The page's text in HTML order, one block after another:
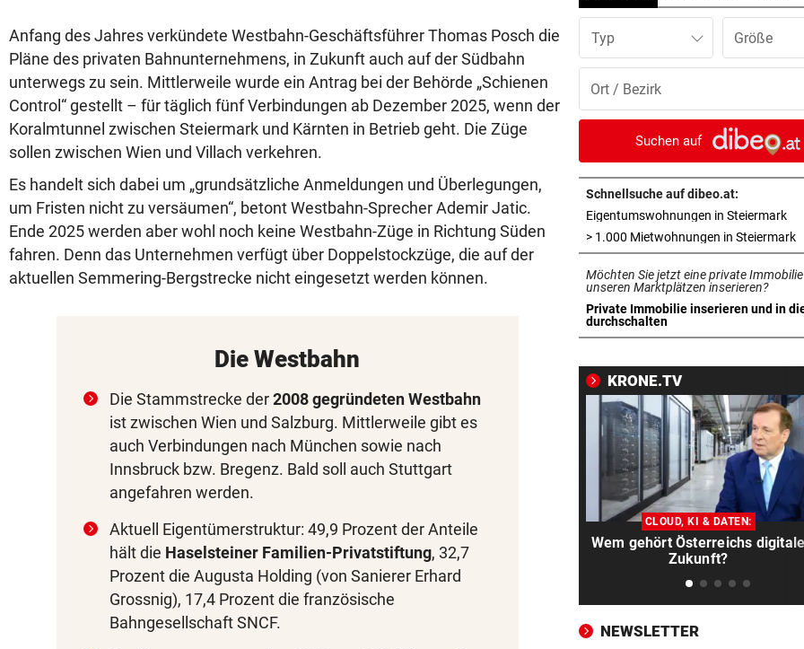
Anfang des Jahres verkündete Westbahn-Geschäftsführer Thomas Posch die
Pläne des privaten Bahnunternehmens, in Zukunft auch auf der Südbahn
unterwegs zu sein. Mittlerweile wurde ein Antrag bei der Behörde „Schienen
Control“ gestellt – für täglich fünf Verbindungen ab Dezember 2025, wenn der
Koralmtunnel zwischen Steiermark und Kärnten in Betrieb geht. Die Züge
sollen zwischen Wien und Villach verkehren.
Es handelt sich dabei um „grundsätzliche Anmeldungen und Überlegungen,
um Fristen nicht zu versäumen“, betont Westbahn-Sprecher Ademir Jatic.
Ende 2025 werden aber wohl noch keine Westbahn-Züge in Richtung Süden
fahren. Denn das Unternehmen verfügt über Doppelstockzüge, die auf der
aktuellen Semmering-Bergstrecke nicht eingesetzt werden können.
Die Westbahn
Die Stammstrecke der2008 gegründeten Westbahn
ist zwischen Wien und Salzburg. Mittlerweile gibt es
auch Verbindungen nach München sowie nach
Innsbruck bzw. Bregenz. Bald soll auch Stuttgart
angefahren werden.
Aktuell Eigentümerstruktur: 49,9 Prozent der Anteile
hält die Haselsteiner Familien-Privatstiftung, 32,7
Prozent die Augusta Holding (von Sanierer Erhard
Grossnig), 17,4 Prozent die französische
Bahngesellschaft SNCF.
Pensionistin starb beim
Schwimmen im Wallersee
FRÜCHTL „NEUER ZWEIER“ vor
Red Bull Salzburg hat neuen
Tormann gefunden
AM WEG ZUR WILDSPITZE vor 6
Bergsteiger stürzte 20
Gletscherspalte ab
CLOUD, KI & DATEN: vor 6
Wem gehört Österreichs
Zukunft?
FÖHRENWALD IN FLAMMEN vor 6
500 Helfer kämpfen bei
BEI RONALDINHO-BESUCH vor
Nächster Brasilien-Star
den Wörthersee
DANK MEGA-ABLÖSE vor
Ex-Salzburg-Coach
Premier-League-Klub
CHAMPIONS-LEAGUE-QUALI
Darum spielte Sturm Graz
Brustsponsor
Typ
Suchen auf
Schnellsuche auf dibeo.at:
Eigentumswohnungen in Steiermarkin
> 1.000 Mietwohnungen in Steiermark
Möchten Sie jetzt eine private
unseren Marktplätzen inserieren?
Private Immobilie inserieren und in
durchschalten
in neuem Tab öffnen
KRONE.TV
CLOUD, KI & DATEN:
Wem gehört Österreichs digitale
Zukunft?
NEWSLETTER